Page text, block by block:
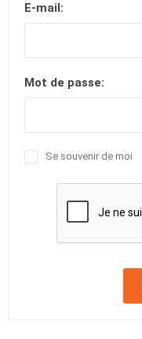
E-mail:
Mot de passe:
Se souvenir de moi